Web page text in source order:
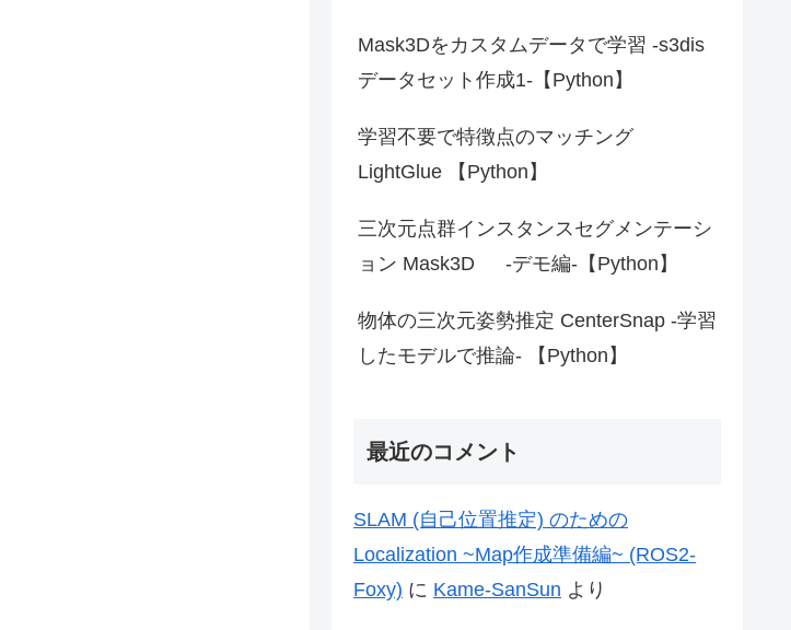
Mask3Dをカスタムデータで学習 -s3dis
データセット作成1-【Python】
学習不要で特徴点のマッチング
LightGlue 【Python】
三次元点群インスタンスセグメンテーシ
ョン Mask3D -デモ編-【Python】
物体の三次元姿勢推定 CenterSnap -学習
したモデルで推論- 【Python】
最近のコメント
SLAM (自己位置推定) のための
Localization ~Map作成準備編~ (ROS2-
Foxy) に Kame-SanSun より